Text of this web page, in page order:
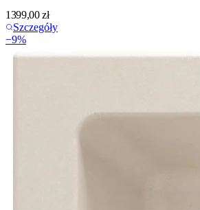
1399,00zł
Szczegóły
−9%